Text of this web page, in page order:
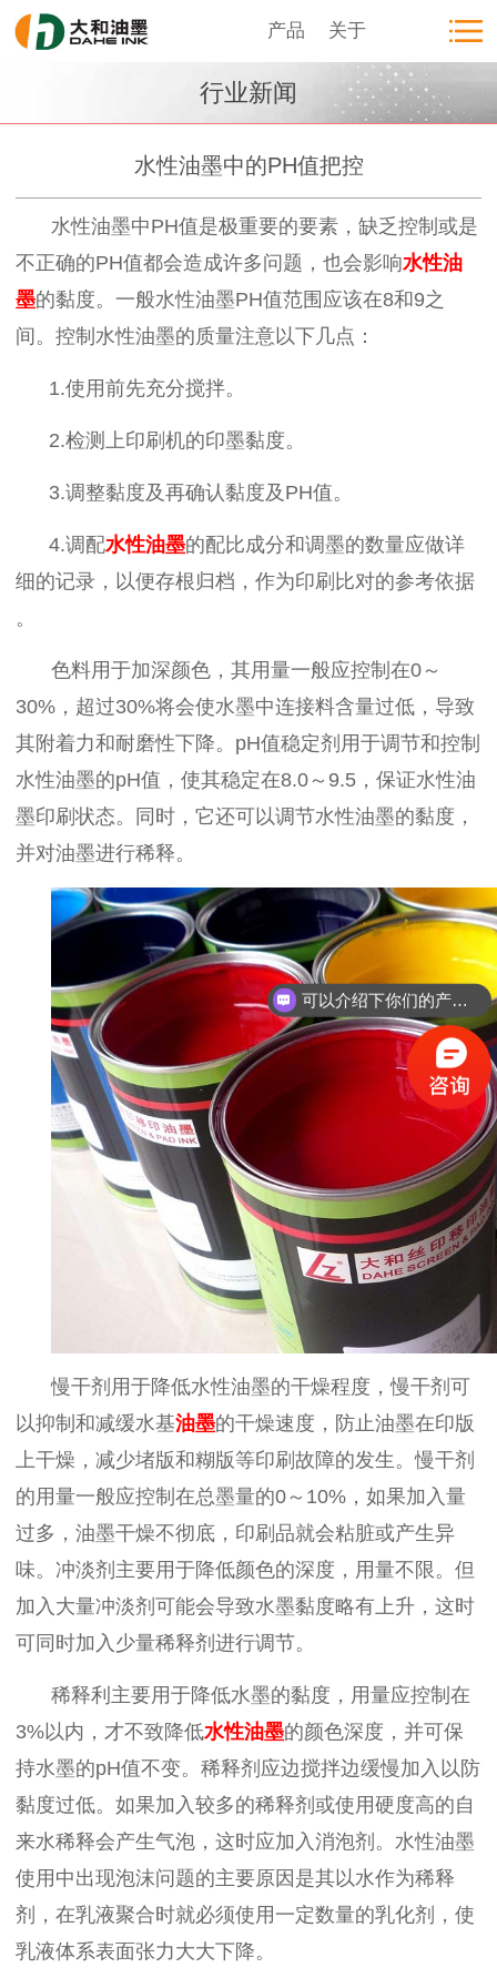
产品 关于
行业新闻
水性油墨中的PH值把控
水性油墨中PH值是极重要的要素，缺乏控制或是
不正确的PH值都会造成许多问题，也会影响水性油
墨的黏度。一般水性油墨PH值范围应该在8和9之
间。控制水性油墨的质量注意以下几点：
1.使用前先充分搅拌。
2.检测上印刷机的印墨黏度。
3.调整黏度及再确认黏度及 PH值。
4.调配水性油墨的配比成分和调墨的数量应做详
细的记录，以便存根归档，作为印刷比对的参考依据
。
色料用于加深颜色，其用量一般应控制在0～
30% ，超过30%将会使水墨中连接料含量过低，导致
其附着力和耐磨性下降。 pH值稳定剂用于调节和控制
水性油墨的pH值，使其稳定在8.0～ 9.5 ，保证水性油
墨印刷状态。同时，它还可以调节水性油墨的黏度，
并对油墨进行稀释。
慢干剂用于降低水性油墨的干燥程度，慢干剂可
以抑制和减缓水基油墨的干燥速度，防止油墨在印版
上干燥，减少堵版和糊版等印刷故障的发生。慢干剂
的用量一般应控制在总墨量的0～ 10% ，如果加入量
过多，油墨干燥不彻底，印刷品就会粘脏或产生异
味。冲淡剂主要用于降低颜色的深度，用量不限。但
加入大量冲淡剂可能会导致水墨黏度略有上升，这时
可同时加入少量稀释剂进行调节。
稀释利主要用于降低水墨的黏度，用量应控制在
3%以内，才不致降低水性油墨的颜色深度，并可保
持水墨的pH值不变。稀释剂应边搅拌边缓慢加入以防
黏度过低。如果加入较多的稀释剂或使用硬度高的自
来水稀释会产生气泡，这时应加入消泡剂。水性油墨
使用中出现泡沫问题的主要原因是其以水作为稀释
剂，在乳液聚合时就必须使用一定数量的乳化剂，使
乳液体系表面张力大大下降。
可以介绍下你们的产品么？